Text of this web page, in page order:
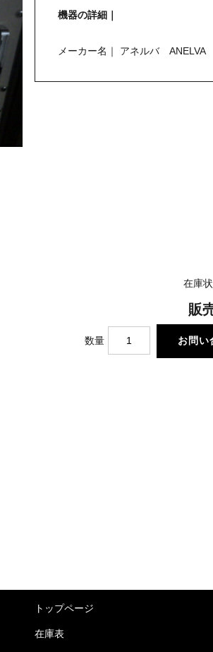
機器の詳細｜
メーカー名｜ アネルバ ANELVA
在庫
販
数量
トップページ
在庫表